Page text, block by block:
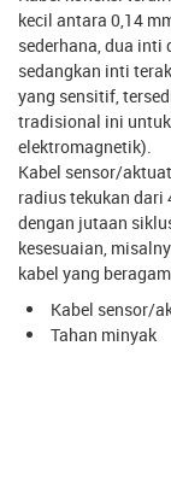
kecil antara 0,14
sederhana, dua inti
sedangkan inti
yang sensitif,
tradisional ini
elektromagnetik).
Kabel sensor/
radius tekukan dari
dengan jutaan
kesesuaian,
kabel yang
Kabel sensor/
Tahan minyak